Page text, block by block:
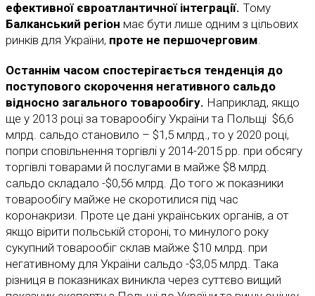
ефективної євроатлантичної інтеграції. Тому
Балканський регіон має бути лише одним з цільових
ринків для України, проте не першочерговим.
Останнім часом спостерігається тенденція до
поступового скорочення негативного сальдо
відносно загального товарообігу. Наприклад, якщо
ще у 2013 році за товарообігу України та Польщі $6,6
млрд. сальдо становило – $1,5 млрд., то у 2020 році,
попри сповільнення торгівлі у 2014-2015 рр. при обсягу
торгівлі товарами й послугами в майже $8 млрд.
сальдо складало -$0,56 млрд. До того ж показники
товарообігу майже не скоротилися під час
коронакризи. Проте це дані українських органів, а от
якщо вірити польській стороні, то минулого року
сукупний товарообіг склав майже $10 млрд. при
негативному для України сальдо -$3,05 млрд. Така
різниця в показниках виникла через суттєво вищий